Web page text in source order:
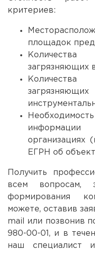
критериев:
площадок
загрязняющих
информации
организациях
ЕГРН об
Получить
всем вопросам,
формирования
можете, оставив
mail или позвонив
980-00-01, и в
наш специалист